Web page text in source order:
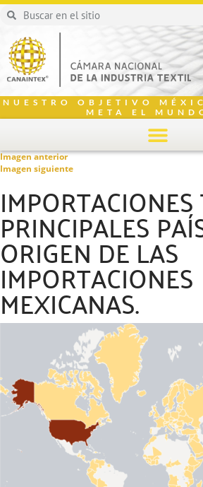
NUESTRO OBJETIVO
META EL
Imagen anterior
Imagen siguiente
PRINCIPALES
ORIGEN DE LAS
IMPORTACIONES
MEXICANAS.